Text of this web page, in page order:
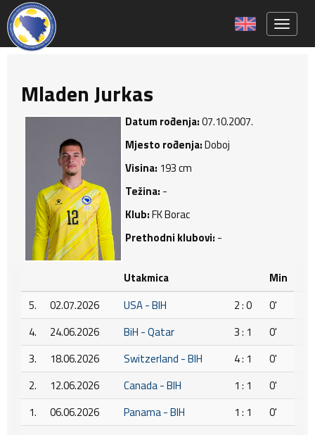
Mladen Jurkas
Datum rođenja:07.10.2007.
Mjesto rođenja:Doboj
Visina: 193 cm
Težina: -
Klub:FK Borac
Prethodni klubovi: -
Utakmica
Min
5.
02.07.2026 USA - BIH 2 : 0
0'
4.
24.06.2026 BiH - Qatar 3 : 1
0'
3.
18.06.2026 Switzerland - BIH 4 : 1
0'
2.
12.06.2026 Canada - BIH 1 : 1
0'
1.
06.06.2026 Panama - BIH 1 : 1 0'